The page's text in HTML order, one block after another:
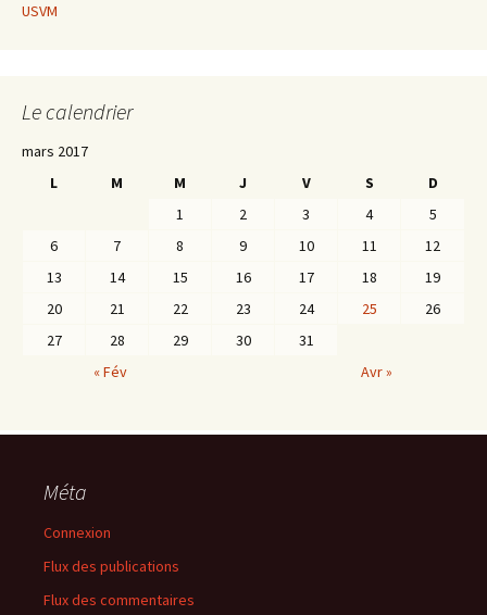
USVM
Le calendrier
mars 2017
L
M M J V S
D
1
2 3 4
5
6
7 8 9 10 11
12
13
14 15 16 17 18
19
20
21 22 23 24 25
26
27
28 29 30
31
« Fév
Avr »
Méta
Connexion
Flux des publications
Flux des commentaires